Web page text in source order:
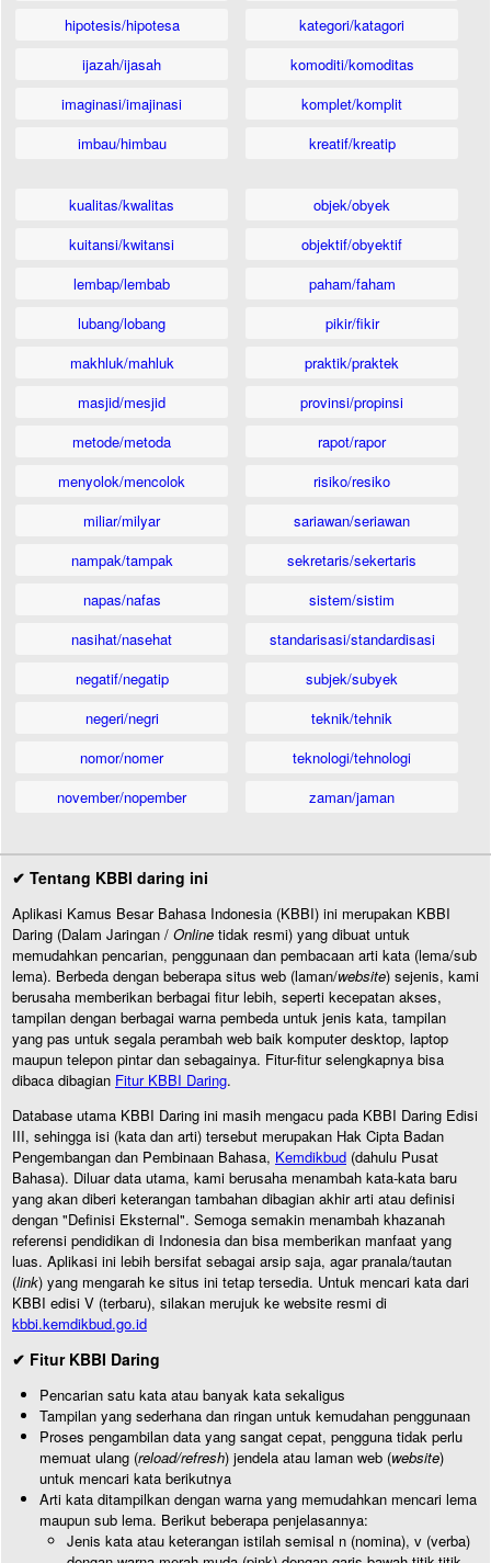
hipotesis/hipotesa
ijazah/ijasah
imaginasi/imajinasi
imbau/himbau
kategori/katagori
komoditi/komoditas
komplet/komplit
kreatif/kreatip
kualitas/kwalitas
kuitansi/kwitansi
lembap/lembab
lubang/lobang
makhluk/mahluk
masjid/mesjid
metode/metoda
menyolok/mencolok
miliar/milyar
nampak/tampak
napas/nafas
nasihat/nasehat
negatif/negatip
negeri/negri
nomor/nomer
november/nopember
objek/obyek
objektif/obyektif
paham/faham
pikir/fikir
praktik/praktek
provinsi/propinsi
rapot/rapor
risiko/resiko
sariawan/seriawan
sekretaris/sekertaris
sistem/sistim
standarisasi/standardisasi
subjek/subyek
teknik/tehnik
teknologi/tehnologi
zaman/jaman
✔ Tentang KBBI daring ini
Aplikasi Kamus Besar Bahasa Indonesia (KBBI) ini merupakan KBBI
Daring (Dalam Jaringan / Online tidak resmi) yang dibuat untuk
memudahkan pencarian, penggunaan dan pembacaan arti kata (lema/sub
lema). Berbeda dengan beberapa situs web (laman/website) sejenis, kami
berusaha memberikan berbagai fitur lebih, seperti kecepatan akses,
tampilan dengan berbagai warna pembeda untuk jenis kata, tampilan
yang pas untuk segala perambah web baik komputer desktop, laptop
maupun telepon pintar dan sebagainya. Fitur-fitur selengkapnya bisa
dibaca dibagian Fitur KBBI Daring.
Database utama KBBI Daring ini masih mengacu pada KBBI Daring Edisi
III, sehingga isi (kata dan arti) tersebut merupakan Hak Cipta Badan
Pengembangan dan Pembinaan Bahasa, Kemdikbud (dahulu Pusat
Bahasa). Diluar data utama, kami berusaha menambah kata-kata baru
yang akan diberi keterangan tambahan dibagian akhir arti atau definisi
dengan "Definisi Eksternal". Semoga semakin menambah khazanah
referensi pendidikan di Indonesia dan bisa memberikan manfaat yang
luas. Aplikasi ini lebih bersifat sebagai arsip saja, agar pranala/tautan
(link) yang mengarah ke situs ini tetap tersedia. Untuk mencari kata dari
KBBI edisi V (terbaru), silakan merujuk ke website resmi di
kbbi.kemdikbud.go.id
✔ Fitur KBBI Daring
Pencarian satu kata atau banyak kata sekaligus
Tampilan yang sederhana dan ringan untuk kemudahan penggunaan
Proses pengambilan data yang sangat cepat, pengguna tidak perlu
memuat ulang (reload/refresh) jendela atau laman web (website)
untuk mencari kata berikutnya
Arti kata ditampilkan dengan warna yang memudahkan mencari lema
maupun sub lema. Berikut beberapa penjelasannya:
Jenis kata atau keterangan istilah semisal n (nomina), v (verba)